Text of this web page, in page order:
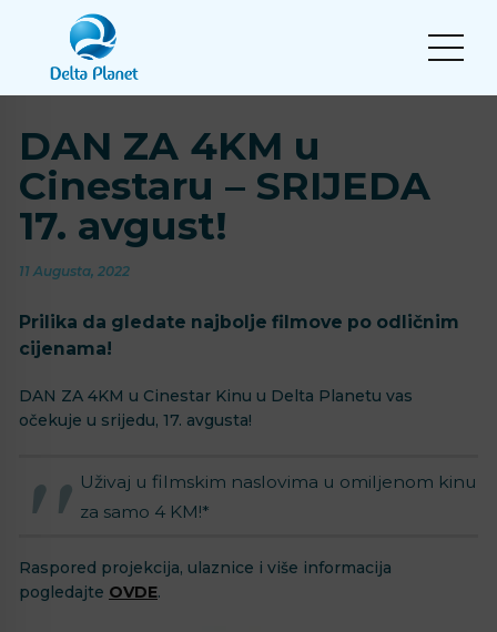
DAN ZA 4KM u
Cinestaru – SRIJEDA
17. avgust!
11 Augusta, 2022
Prilika da gledate najbolje filmove po odličnim
cijenama!
DAN ZA 4KM u Cinestar Kinu u Delta Planetu vas
očekuje u srijedu, 17. avgusta!
Uživaj u filmskim naslovima u omiljenom kinu
za samo 4 KM!*
Raspored projekcija, ulaznice i više informacija
pogledajte OVDE.